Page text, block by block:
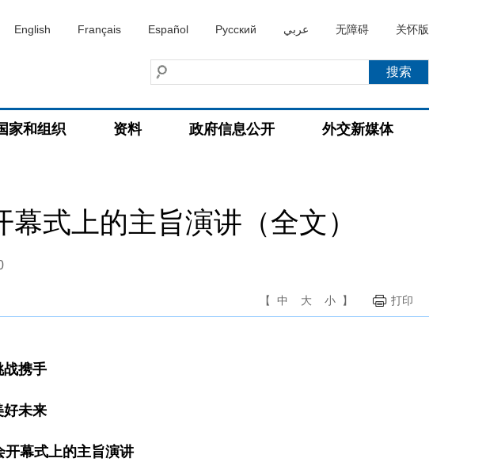
English Français Español Русский عربي 无障碍 关怀版
家和组织 资料 政府信息公开 外交新媒体
式上的主旨演讲（全文）
【 中 大 小 】 打印
战携手
好未来
幕式上的主旨演讲